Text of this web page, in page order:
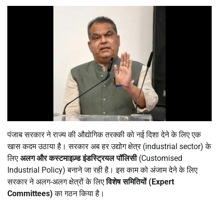
पंजाब सरकार ने राज्य की औद्योगिक तरक्की को नई दिशा देने के लिए एक
खास कदम उठाया है। सरकार अब हर उद्योग क्षेत्र (industrial sector) के
लिए अलग और कस्टमाइज़्ड इंडस्ट्रियल पॉलिसी(Customised
Industrial Policy) बनाने जा रही है। इस काम को अंजाम देने के लिए
सरकार ने अलग-अलग क्षेत्रों के लिएविशेष समितियों (Expert
Committees) का गठन किया है।